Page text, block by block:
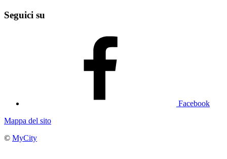
Seguici su
Facebook
Mappa del sito
© MyCity